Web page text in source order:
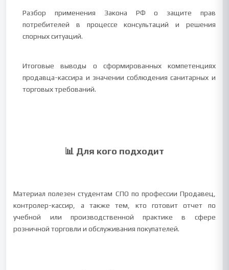
Разбор применения Закона РФ о защите прав
потребителей в процессе консультаций и решения
спорных ситуаций.
Итоговые выводы о сформированных компетенциях
продавца-кассира и значении соблюдения санитарных и
торговых требований.
📊 Для кого подходит
Материал полезен студентам СПО по профессии Продавец,
контролер-кассир, а также тем, кто готовит отчет по
учебной или производственной практике в сфере
розничной торговли и обслуживания покупателей.